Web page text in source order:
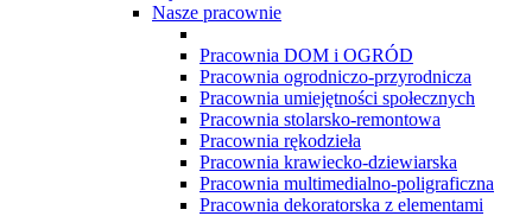
Nasze pracownie
Pracownia DOM i OGRÓD
Pracownia ogrodniczo-przyrodnicza
Pracownia umiejętności społecznych
Pracownia stolarsko-remontowa
Pracownia rękodzieła
Pracownia krawiecko-dziewiarska
Pracownia multimedialno-poligraficzna
Pracownia dekoratorska z elementami